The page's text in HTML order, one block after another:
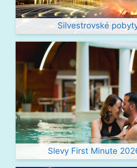
Silvestrovské
Slevy First Minute